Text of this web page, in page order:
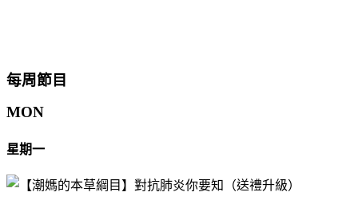
每周節目
MON
星期一